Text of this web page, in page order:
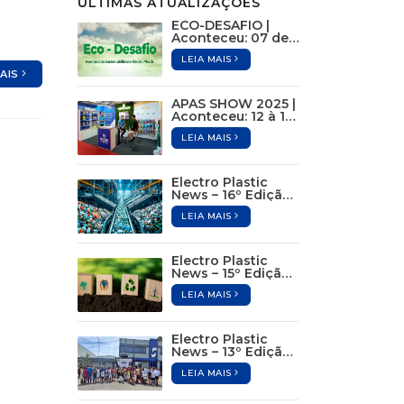
ECO-DESAFIO |
Aconteceu: 07 de
Junho
LEIA MAIS
APAS SHOW 2025 |
Aconteceu: 12 à 15
de Maio
LEIA MAIS
Electro Plastic
News – 16º Edição /
Maio de 2025
LEIA MAIS
Electro Plastic
News – 15º Edição /
Abril de 2025
LEIA MAIS
Electro Plastic
News – 13º Edição /
Dezembro de 2024
LEIA MAIS